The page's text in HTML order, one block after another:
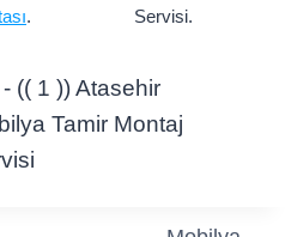
.
Servisi.
(( 1 )) Atasehir
Tamir Montaj